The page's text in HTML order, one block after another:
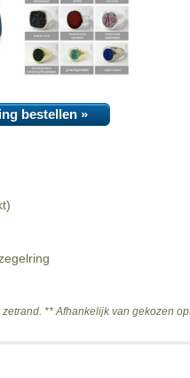
bestellen »
** Afhankelijk van gekozen